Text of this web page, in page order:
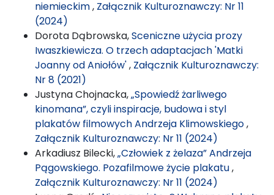
niemieckim, Załącznik Kulturoznawczy: Nr 11
(2024)
Dorota Dąbrowska,Sceniczne użycia prozy
Iwaszkiewicza. O trzech adaptacjach 'Matki
Joanny od Aniołów', Załącznik Kulturoznawczy:
Nr 8 (2021)
Justyna Chojnacka,„Spowiedź żarliwego
kinomana”, czyli inspiracje, budowa i styl
plakatów filmowych Andrzeja Klimowskiego,
Załącznik Kulturoznawczy: Nr 11 (2024)
Arkadiusz Bilecki,„Człowiek z żelaza” Andrzeja
Pągowskiego. Pozafilmowe życie plakatu,
Załącznik Kulturoznawczy: Nr 11 (2024)